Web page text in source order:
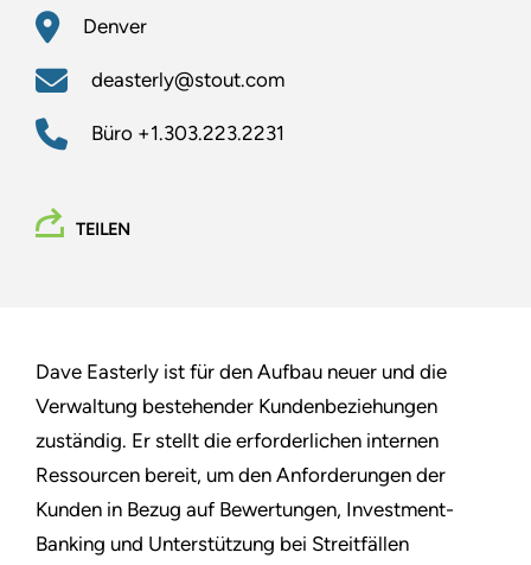
Denver
deasterly@stout.com
Büro +1.303.223.2231
TEILEN
Dave Easterly ist für den Aufbau neuer und die
Verwaltung bestehender Kundenbeziehungen
zuständig. Er stellt die erforderlichen internen
Ressourcen bereit, um den Anforderungen der
Kunden in Bezug auf Bewertungen, Investment-
Banking und Unterstützung bei Streitfällen